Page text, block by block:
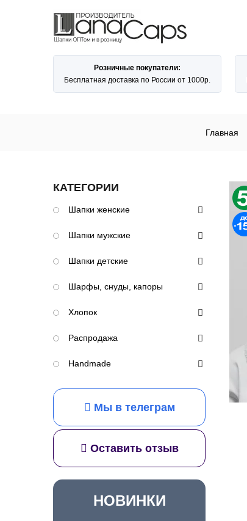
Розничные покупатели:
Бесплатная доставка по России от 1000р.
Главная
КАТЕГОРИИ
Шапки женские
Шапки мужские
Шапки детские
Шарфы, снуды, капоры
Хлопок
Распродажа
Handmade
Мы в телеграм
Оставить отзыв
НОВИНКИ